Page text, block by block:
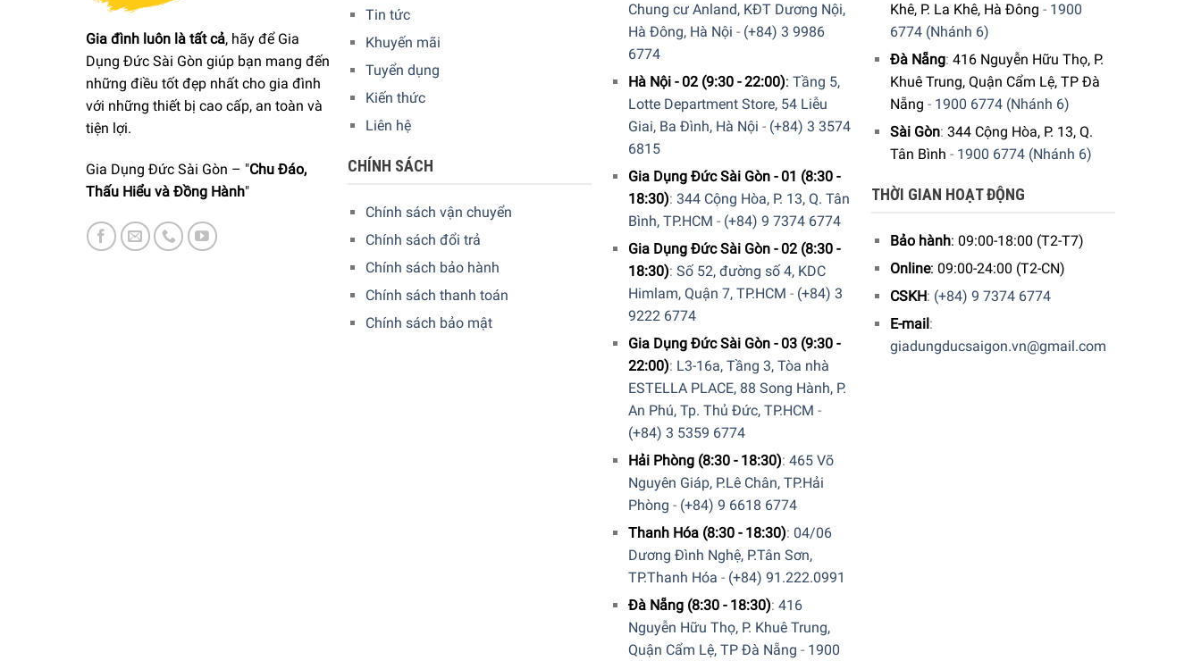
Bình Giữ Nhiệt Emsa Samba Ware 4010900 1L Stone sở hữu thiết kế vượt thời gian, dễdùngvàưng ýchotoàn bộdịp
nhỏ giọt bằng1tay chỉvới
Gia đình luôn là tất cả, hãy để Gia
Dụng Đức Sài Gòn giúp bạn mang đến
những điều tốt đẹp nhất cho gia đình
với những thiết bị cao cấp, an toàn và
tiện lợi.
Gia Dụng Đức Sài Gòn – "Chu Đáo,
Thấu Hiểu và Đồng Hành"
Tin tức
Khuyến mãi
Tuyển dụng
Kiến thức
Liên hệ
CHÍNH SÁCH
Chính sách vận chuyển
Chính sách đổi trả
Chính sách bảo hành
Chính sách thanh toán
Chính sách bảo mật
Chung cư Anland, KĐT Dương Nội,
Hà Đông, Hà Nội - (+84) 3 9986
6774
Hà Nội - 02 (9:30 - 22:00): Tầng 5,
Lotte Department Store, 54 Liễu
Giai, Ba Đình, Hà Nội - (+84) 3 3574
6815
Gia Dụng Đức Sài Gòn - 01 (8:30 -
18:30): 344 Cộng Hòa, P. 13, Q. Tân
Bình, TP.HCM - (+84) 9 7374 6774
Gia Dụng Đức Sài Gòn - 02 (8:30 -
18:30): Số 52, đường số 4, KDC
Himlam, Quận 7, TP.HCM - (+84) 3
9222 6774
Gia Dụng Đức Sài Gòn - 03 (9:30 -
22:00): L3-16a, Tầng 3, Tòa nhà
ESTELLA PLACE, 88 Song Hành, P.
An Phú, Tp. Thủ Đức, TP.HCM -
(+84) 3 5359 6774
Hải Phòng (8:30 - 18:30): 465 Võ
Nguyên Giáp, P.Lê Chân, TP.Hải
Phòng - (+84) 9 6618 6774
Thanh Hóa (8:30 - 18:30): 04/06
Dương Đình Nghệ, P.Tân Sơn,
TP.Thanh Hóa - (+84) 91.222.0991
Đà Nẵng (8:30 - 18:30): 416
Nguyễn Hữu Thọ, P. Khuê Trung,
Quận Cẩm Lệ, TP Đà Nẵng - 1900
Khê, P. La Khê, Hà Đông - 1900
6774 (Nhánh 6)
Đà Nẵng: 416 Nguyễn Hữu Thọ, P.
Khuê Trung, Quận Cẩm Lệ, TP Đà
Nẵng - 1900 6774 (Nhánh 6)
Sài Gòn: 344 Cộng Hòa, P. 13, Q.
Tân Bình - 1900 6774 (Nhánh 6)
THỜI GIAN HOẠT ĐỘNG
Bảo hành: 09:00-18:00 (T2-T7)
Online: 09:00-24:00 (T2-CN)
CSKH: (+84) 9 7374 6774
E-mail:
giadungducsaigon.vn@gmail.com